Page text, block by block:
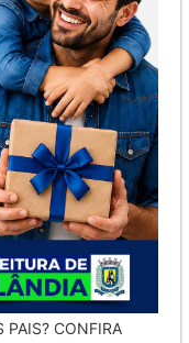
PAIS? CONFIRA